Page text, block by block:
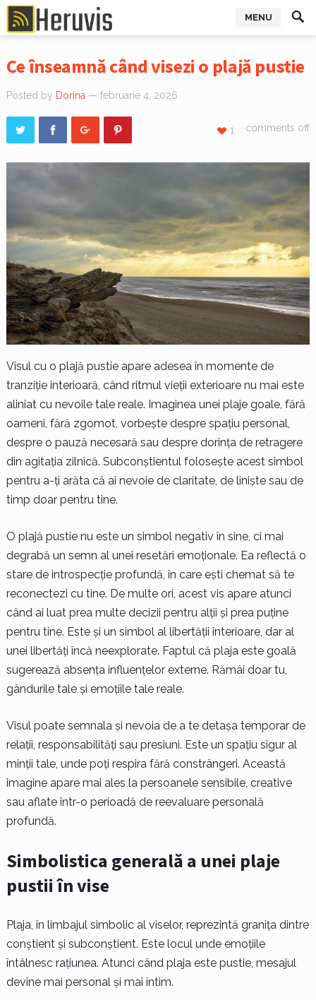
MENU
Ce înseamnă când visezi o plajă pustie
Posted by Dorina — februarie 4, 2026
comments off
1
Visul cu o plajă pustie apare adesea în momente de
tranziție interioară, când ritmul vieții exterioare nu mai este
aliniat cu nevoile tale reale. Imaginea unei plaje goale, fără
oameni, fără zgomot, vorbește despre spațiu personal,
despre o pauză necesară sau despre dorința de retragere
din agitația zilnică. Subconștientul folosește acest simbol
pentru a-ți arăta că ai nevoie de claritate, de liniște sau de
timp doar pentru tine.
O plajă pustie nu este un simbol negativ în sine, ci mai
degrabă un semn al unei resetări emoționale. Ea reflectă o
stare de introspecție profundă, în care ești chemat să te
reconectezi cu tine. De multe ori, acest vis apare atunci
când ai luat prea multe decizii pentru alții și prea puține
pentru tine. Este și un simbol al libertății interioare, dar al
unei libertăți încă neexplorate. Faptul că plaja este goală
sugerează absența influențelor externe. Rămâi doar tu,
gândurile tale și emoțiile tale reale.
Visul poate semnala și nevoia de a te detașa temporar de
relații, responsabilități sau presiuni. Este un spațiu sigur al
minții tale, unde poți respira fără constrângeri. Această
imagine apare mai ales la persoanele sensibile, creative
sau aflate într-o perioadă de reevaluare personală
profundă.
Simbolistica generală a unei plaje
pustii în vise
Plaja, în limbajul simbolic al viselor, reprezintă granița dintre
conștient și subconștient. Este locul unde emoțiile
întâlnesc rațiunea. Atunci când plaja este pustie, mesajul
devine mai personal și mai intim.